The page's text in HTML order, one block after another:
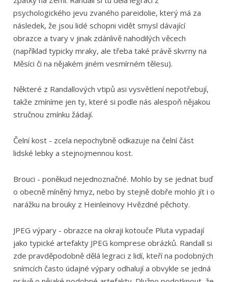
psychologického jevu zvaného pareidolie, který má za
následek, že jsou lidé schopni vidět smysl dávající
obrazce a tvary v jinak zdánlivě nahodilých věcech
(například typicky mraky, ale třeba také právě skvrny na
Měsíci či na nějakém jiném vesmírném tělesu).
Některé z Randallových vtipů asi vysvětlení nepotřebují,
takže zmíníme jen ty, které si podle nás alespoň nějakou
stručnou zmínku žádají.
Čelní kost - zcela nepochybně odkazuje na čelní část
lidské lebky a stejnojmennou kost.
Brouci - poněkud nejednoznačné. Mohlo by se jednat buď
o obecně míněný hmyz, nebo by stejně dobře mohlo jít i o
narážku na brouky z Heinleinovy Hvězdné pěchoty.
JPEG výpary - obrazce na okraji kotouče Pluta vypadají
jako typické artefakty JPEG komprese obrázků. Randall si
zde pravděpodobně dělá legraci z lidí, kteří na podobných
snímcích často údajné výpary odhalují a obvykle se jedná